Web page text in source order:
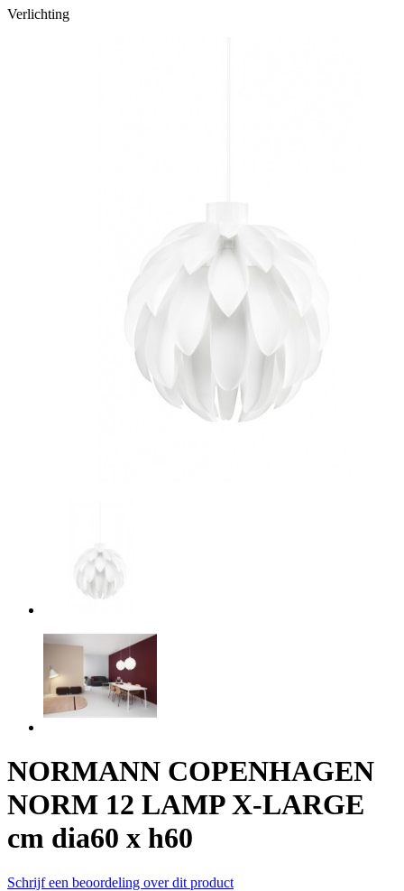
Verlichting
NORMANN COPENHAGEN
NORM 12 LAMP X-LARGE
cm dia60 x h60
Schrijf een beoordeling over dit product